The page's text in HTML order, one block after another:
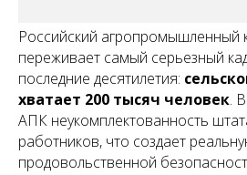
Российский агропромышленный
переживает самый серьезный
последние десятилетия:
хватает 200 тысяч человек.
АПК неукомплектованность
работников, что создает
продовольственной